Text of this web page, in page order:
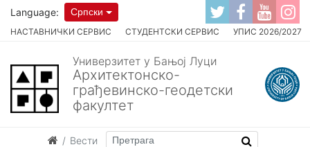
НАСТАВНИЧКИ СЕРВИС СТУДЕНТСКИ СЕРВИС УПИС 2026/2027
Language: Српски
Универзитет у Бањој Луци
Архитектонско-
грађевинско-геодетски
факултет
Вести